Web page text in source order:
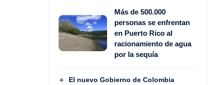
Más de 500.000
personas se enfrentan
en Puerto Rico al
racionamiento de agua
por la sequía
El nuevo Gobierno de Colombia